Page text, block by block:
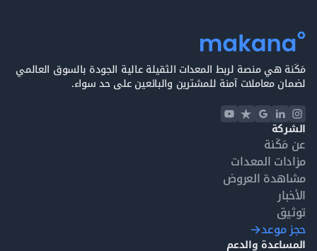
مَكَنة هي منصة لربط المعدات الثقيلة عالية الجودة بالسوق العالمي
لضمان معاملات آمنة للمشترين والبائعين على حد سواء.
الشركة
عن مَكَنة
مزادات المعدات
مشاهدة العروض
الأخبار
توثيق
حجز موعد
المساعدة والدعم